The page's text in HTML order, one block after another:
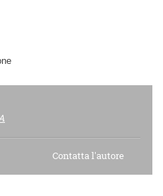
Contatta l'autore